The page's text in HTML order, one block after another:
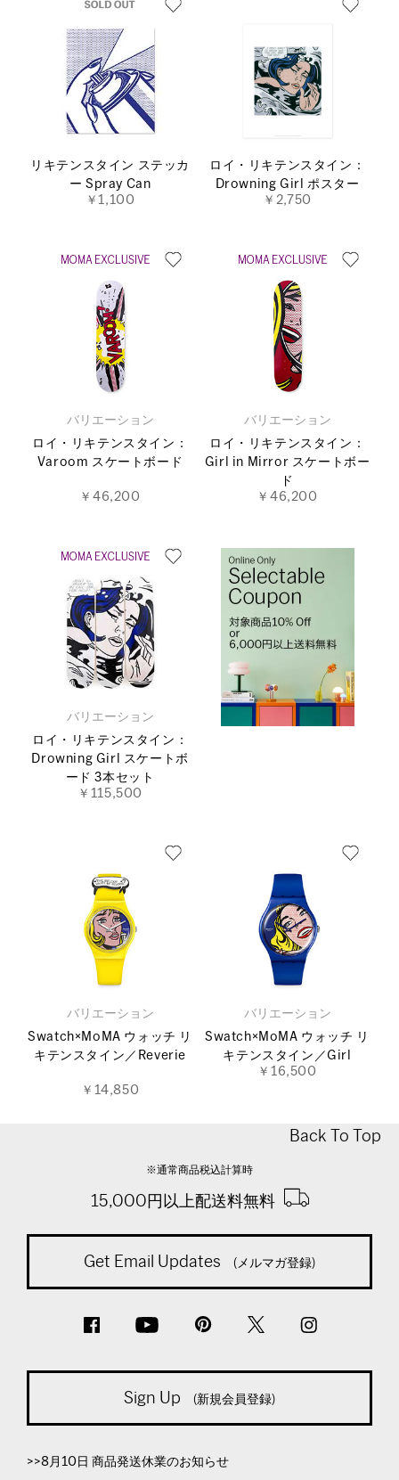
リキテンスタイン ステッカ
ー Spray Can
￥1,100
ロイ・リキテンスタイン：
Drowning Girl ポスター
￥2,750
バリエーション
ロイ・リキテンスタイン：
Varoom スケートボード
￥46,200
バリエーション
ロイ・リキテンスタイン：
Girl in Mirror スケートボー
ド
￥46,200
バリエーション
ロイ・リキテンスタイン：
Drowning Girl スケートボ
ード 3本セット
￥115,500
バリエーション
Swatch×MoMA ウォッチ リ
キテンスタイン／Reverie
￥14,850
バリエーション
Swatch×MoMA ウォッチ リ
キテンスタイン／Girl
￥16,500
Back To Top
※通常商品税込計算時
15,000円以上配送料無料
Get Email Updates (メルマガ登録)
Sign Up (新規会員登録)
>>8月10日 商品発送休業のお知らせ